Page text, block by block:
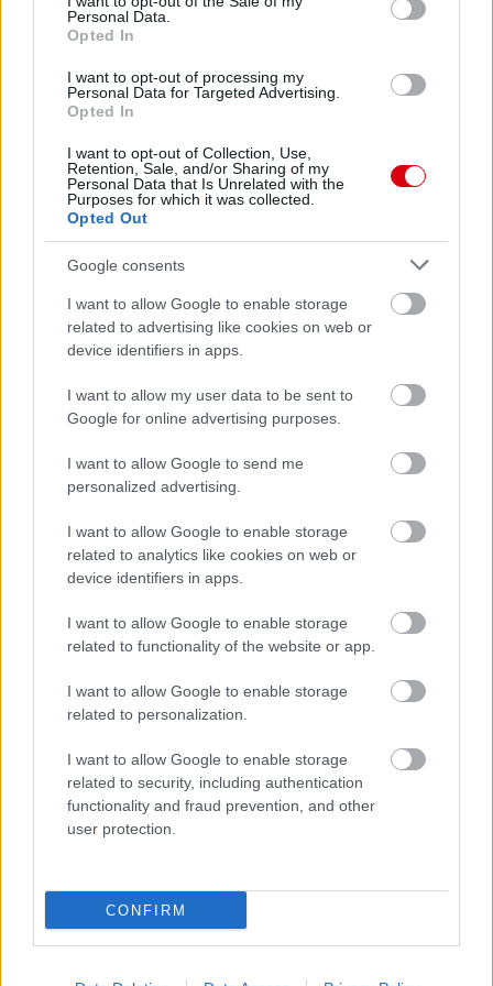
Personal Data.
Opted In
I want to opt-out of processing my
Personal Data for Targeted Advertising.
Opted In
I want to opt-out of Collection, Use,
Retention, Sale, and/or Sharing of my
Personal Data that Is Unrelated with the
Purposes for which it was collected.
Opted Out
Google consents
I want to allow Google to enable storage
related to advertising like cookies on web or
device identifiers in apps.
I want to allow my user data to be sent to
Google for online advertising purposes.
I want to allow Google to send me
personalized advertising.
I want to allow Google to enable storage
related to analytics like cookies on web or
device identifiers in apps.
I want to allow Google to enable storage
related to functionality of the website or app.
I want to allow Google to enable storage
related to personalization.
I want to allow Google to enable storage
related to security, including authentication
functionality and fraud prevention, and other
user protection.
CONFIRM